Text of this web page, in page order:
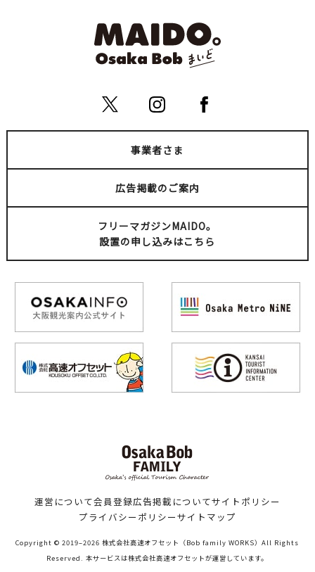
事業者さま
広告掲載のご案内
フリーマガジンMAIDO。
設置の申し込みはこちら
運営について会員登録広告掲載についてサイトポリシー
プライバシーポリシーサイトマップ
Copyright © 2019–2026 株式会社高速オフセット（Bob family WORKS）All Rights
Reserved. 本サービスは株式会社高速オフセットが運営しています。